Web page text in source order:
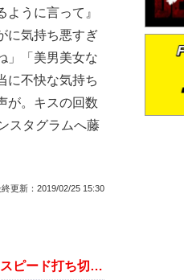
うに言って』
に気持ち悪すぎ
」「美男美女な
に不快な気持ち
が。キスの回数
スタグラムへ藤
更新： 2019/02/25 15:30
ヒロミ新番組『アオハルTV』のヤバすぎる低視聴率……2カ月で“スピード打ち切り”の可能性も